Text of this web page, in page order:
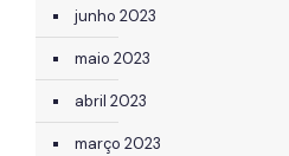
junho 2023
maio 2023
abril 2023
março 2023